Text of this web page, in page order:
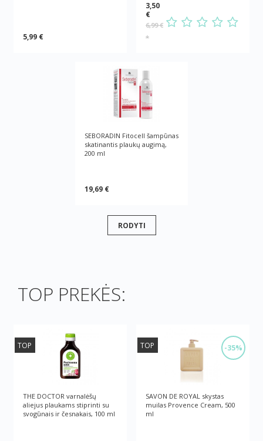
5,99 €
3,50
€
6,99 €
*
SEBORADIN Fitocell šampūnas
skatinantis plaukų augimą,
200 ml
19,69 €
RODYTI
TOP PREKĖS:
TOP
THE DOCTOR varnalėšų
aliejus plaukams stiprinti su
svogūnais ir česnakais, 100 ml
-35%
TOP
SAVON DE ROYAL skystas
muilas Provence Cream, 500
ml